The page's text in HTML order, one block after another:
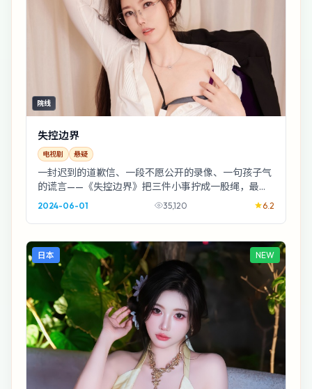
院线
失控边界
电视剧 悬疑
一封迟到的道歉信、一段不愿公开的录像、一句孩子气
的谎言——《失控边界》把三件小事拧成一股绳，最后
勒住的是成年人的体面。悬疑外壳，家庭内核。
2024-06-01 35,120 6.2
日本 NEW